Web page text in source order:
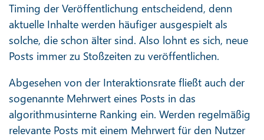
Timing der Veröffentlichung entscheidend, denn
aktuelle Inhalte werden häufiger ausgespielt als
solche, die schon älter sind. Also lohnt es sich, neue
Posts immer zu Stoßzeiten zu veröffentlichen.
Abgesehen von der Interaktionsrate fließt auch der
sogenannte Mehrwert eines Posts in das
algorithmusinterne Ranking ein. Werden regelmäßig
relevante Posts mit einem Mehrwert für den Nutzer